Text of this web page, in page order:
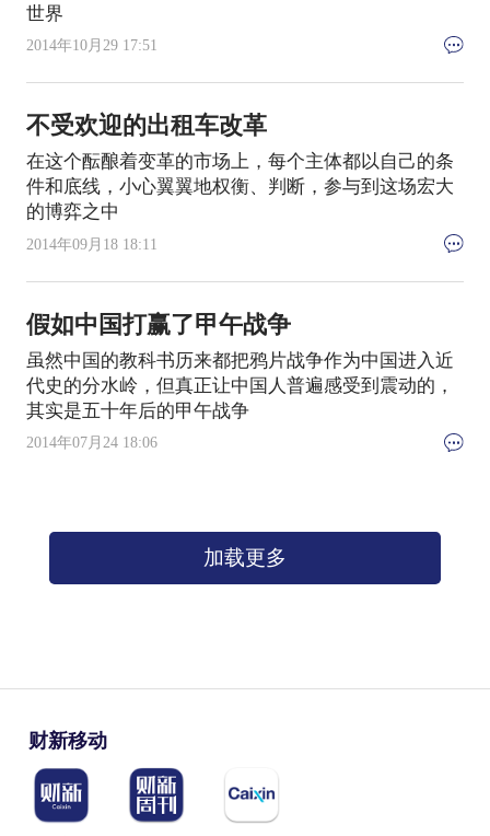
世界
2014年10月29 17:51
不受欢迎的出租车改革
在这个酝酿着变革的市场上，每个主体都以自己的条
件和底线，小心翼翼地权衡、判断，参与到这场宏大
的博弈之中
2014年09月18 18:11
假如中国打赢了甲午战争
虽然中国的教科书历来都把鸦片战争作为中国进入近
代史的分水岭，但真正让中国人普遍感受到震动的，
其实是五十年后的甲午战争
2014年07月24 18:06
加载更多
财新移动